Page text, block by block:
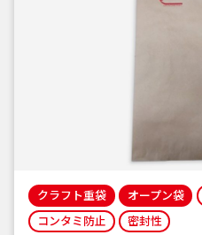
クラフト重袋 オープン袋
コンタミ防止
密封性